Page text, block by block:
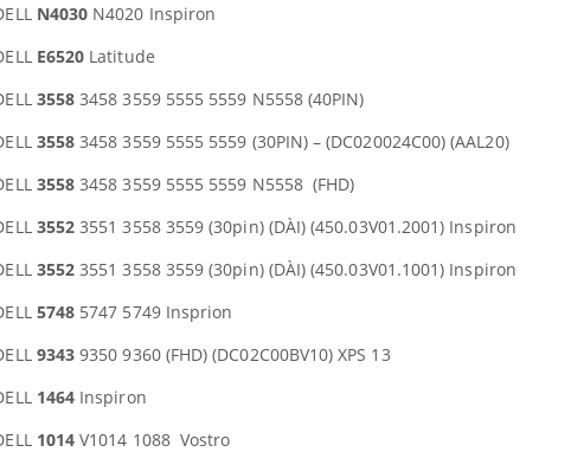
N4030 N4020 Inspiron
E6520 Latitude
3558 3458 3559 5555 5559 N5558 (40PIN)
3558 3458 3559 5555 5559 (30PIN) – (DC020024C00) (AAL20)
3558 3458 3559 5555 5559 N5558 (FHD)
3552 3551 3558 3559 (30pin) (DÀI) (450.03V01.2001) Inspiron
3552 3551 3558 3559 (30pin) (DÀI) (450.03V01.1001) Inspiron
5748 5747 5749 Insprion
9343 9350 9360 (FHD) (DC02C00BV10) XPS 13
1464 Inspiron
1014 V1014 1088 Vostro